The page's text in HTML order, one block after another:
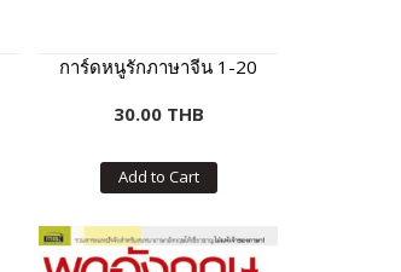
การ์ดหนูรักภาษาจีน 1-20
30.00 THB
Add to Cart